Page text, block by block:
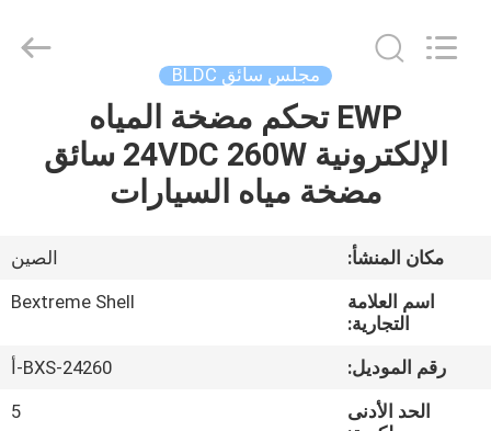
المنتجات
أشرطة
فيديو
حول
Technology
مجلس سائق BLDC
EWP تحكم مضخة المياه
الإلكترونية 24VDC 260W سائق
مضخة مياه السيارات
مكان المنشأ:
الصين
اسم العلامة
التجارية:
Bextreme Shell
رقم الموديل:
BXS-24260-أ
الحد الأدنى
5